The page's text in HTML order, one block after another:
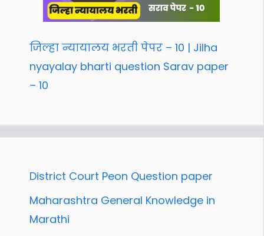
जिल्हा न्यायालय भरती पेपर – 10 | Jilha
nyayalay bharti question Sarav paper
– 10
District Court Peon Question paper
Maharashtra General Knowledge in
Marathi